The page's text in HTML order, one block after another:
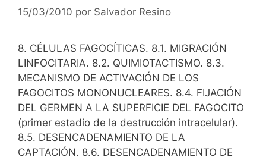
15/03/2010 por Salvador Resino
8. CÉLULAS FAGOCÍTICAS. 8.1. MIGRACIÓN
LINFOCITARIA. 8.2. QUIMIOTACTISMO. 8.3.
MECANISMO DE ACTIVACIÓN DE LOS
FAGOCITOS MONONUCLEARES. 8.4. FIJACIÓN
DEL GERMEN A LA SUPERFICIE DEL FAGOCITO
(primer estadio de la destrucción intracelular).
8.5. DESENCADENAMIENTO DE LA
CAPTACIÓN. 8.6. DESENCADENAMIENTO DE